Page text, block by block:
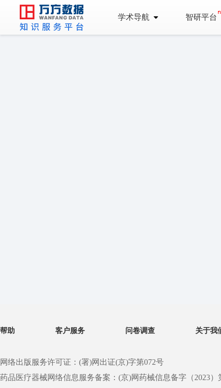
学术导航 智研平台
帮助 客户服务 问卷调查 关于我
网络出版服务许可证：(署)网出证(京)字第072号
药品医疗器械网络信息服务备案：(京)网药械信息备字（2023）